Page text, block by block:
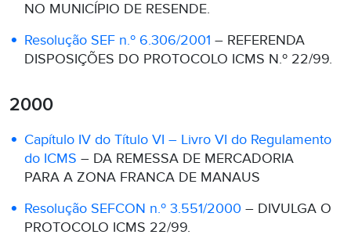
NO MUNICÍPIO DE RESENDE.
Resolução SEF n.º 6.306/2001 – REFERENDA
DISPOSIÇÕES DO PROTOCOLO ICMS N.º 22/99.
2000
Capítulo IV do Título VI – Livro VI do Regulamento
do ICMS – DA REMESSA DE MERCADORIA
PARA A ZONA FRANCA DE MANAUS
Resolução SEFCON n.º 3.551/2000 – DIVULGA O
PROTOCOLO ICMS 22/99.